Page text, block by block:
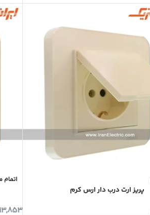
پریز ارت درب دار ارس کرم